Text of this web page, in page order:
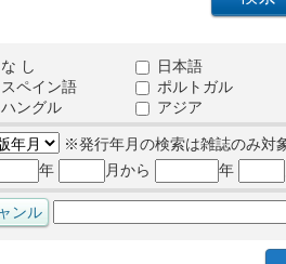
な し
日本語
スペイン語
ポルトガル
ハングル
アジア
※発行年月の検索は雑誌のみ対
年
月から 年